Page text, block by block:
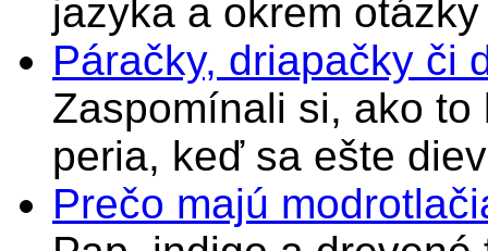
jazyka a okrem
Páračky, driapačky či
Zaspomínali si, ako
peria, keď sa ešte
Prečo majú